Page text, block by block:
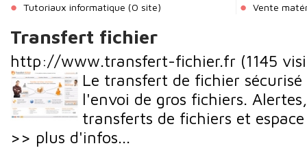
Tutoriaux informatique (0 site) Vente
Transfert fichier
http://www.transfert-fichier.fr (1145
Le transfert de fichier
l'envoi de gros fichiers.
transferts de fichiers et
>> plus d'infos...